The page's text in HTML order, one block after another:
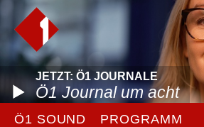
JETZT: Ö1 JOURNALE
Ö1 Journal um acht
Ö1 SOUND PROGRAMM